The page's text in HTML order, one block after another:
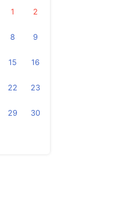
1 2
8 9
15 16
22 23
29 30